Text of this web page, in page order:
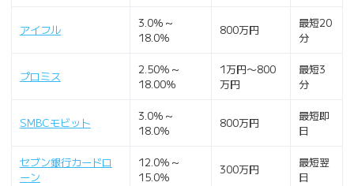
アイフル
3.0％～
18.0％
800万円
最短20
分
プロミス
2.50％～
18.00％
1万円〜800
万円
最短3
分
SMBCモビット
3.0％～
18.0％
800万円
最短即
日
セブン銀行カードロ
ーン
12.0％～
15.0％
300万円
最短翌
日